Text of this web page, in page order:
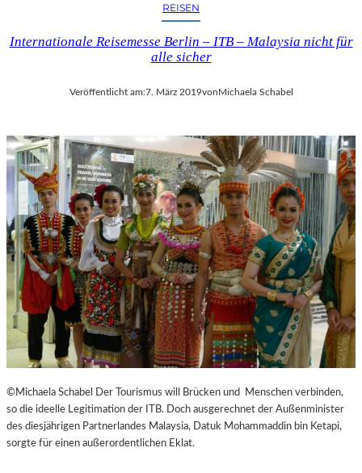
REISEN
Internationale Reisemesse Berlin – ITB – Malaysia nicht für
alle sicher
Veröffentlicht am:7. März 2019vonMichaela Schabel
©Michaela Schabel Der Tourismus will Brücken und Menschen verbinden,
so die ideelle Legitimation der ITB. Doch ausgerechnet der Außenminister
des diesjährigen Partnerlandes Malaysia, Datuk Mohammaddin bin Ketapi,
sorgte für einen außerordentlichen Eklat.